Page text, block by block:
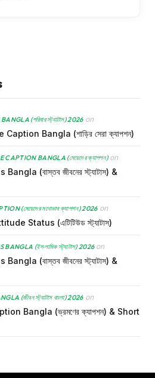
(পরিবার স্ট্যাটাস) 2026on
Bangla (শাড়ির সেরা ক্যাপশন)
BANGLA (মেয়েদের ক্যাপশন)on
(বাস্তব জীবনের স্ট্যাটাস) &
(মেয়েদের মনোভাব ক্যাপশন) 2026on
Status (এটিটিউড স্ট্যাটাস)
(ইসলামিক স্ট্যাটাস) 2026on
(বাস্তব জীবনের স্ট্যাটাস) &
(জীবন স্ট্যাটাস বাংলা) 2026on
Bangla (ভ্রমণের ক্যাপশন) & Short